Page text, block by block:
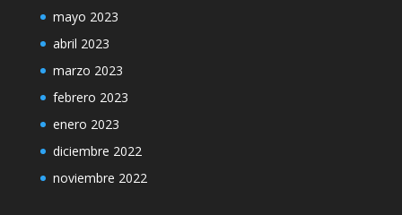
mayo 2023
abril 2023
marzo 2023
febrero 2023
enero 2023
diciembre 2022
noviembre 2022